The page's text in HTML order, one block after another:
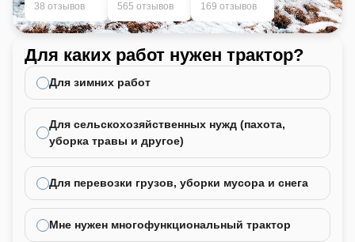
Длина :
2840 мм
300 мм
Объем топливного бака
30 л
Производительность насоса:
10 л/мин
Тип сцепления :
Однодисковое
Колёсная формула:
4x4
Грузоподъемность
400 кг
38 отзывов 565 отзывов 169 отзывов
Для каких работ нужен трактор?
Для зимних работ
Для сельскохозяйственных нужд (пахота,
уборка травы и другое)
Для перевозки грузов, уборки мусора и снега
Мне нужен многофункциональный трактор